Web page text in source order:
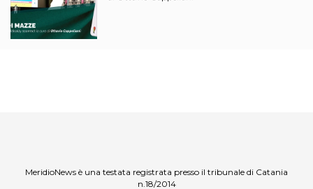
MeridioNews è una testata registrata presso il tribunale di Catania
n.18/2014